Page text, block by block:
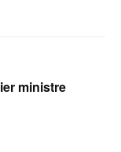
ministre